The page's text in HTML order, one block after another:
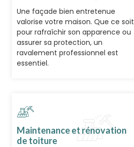
Une façade bien entretenue
valorise votre maison. Que ce soit
pour rafraîchir son apparence ou
assurer sa protection, un
ravalement professionnel est
essentiel.
Maintenance et rénovation
de toiture